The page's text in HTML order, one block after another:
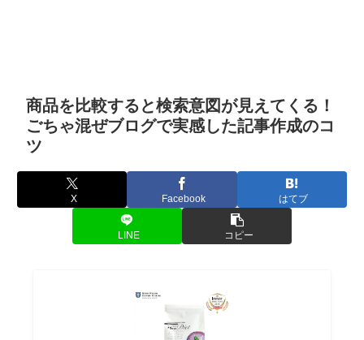
商品を比較すると検索意図が見えてくる！
ごちゃ混ぜブログで実感した記事作成のコ
ツ
X Facebook はてブ
LINE コピー